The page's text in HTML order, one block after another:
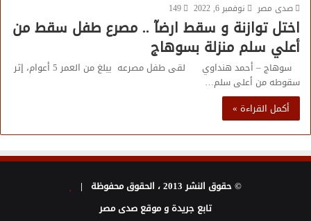
صدى مصر نوفمبر 6, 2022 149
اختل توازنة و سقط ارضآ .. مصرع طفل سقط من
أعلي سلم منزلة بسوهاج
سوهاج – أحمد هنداوي لقى طفل مصرعه يبلغ من العمر 5 أعوام، إثر
سقوطه من أعلى سلم…
أكمل القراءة »
© حقوق النشر 2013 ، الحقوق محفوظة |
تابع جريدة و موقع صدى مصر